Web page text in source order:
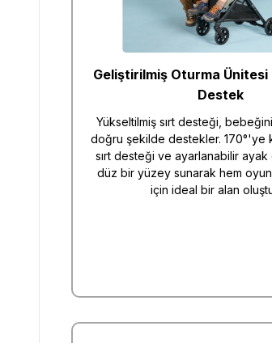
Geliştirilmiş Oturma Ünitesi
Destek
Yükseltilmiş sırt desteği,
doğru şekilde destekler. 170°'ye
sırt desteği ve ayarlanabilir ayak
düz bir yüzey sunarak hem
için ideal bir alan